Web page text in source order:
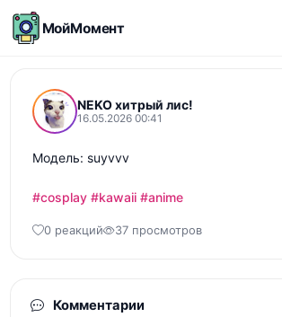
МойМомент
NEKO хитрый лис!
16.05.2026 00:41
Модель: suyvvv
#cosplay #kawaii #anime
0 реакций 37 просмотров
Комментарии